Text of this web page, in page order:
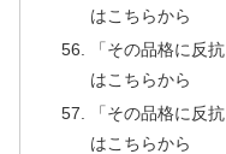
はこちらから
「その品格に反
はこちらから
「その品格に反
はこちらから